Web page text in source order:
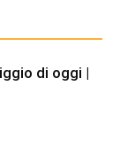
di oggi |